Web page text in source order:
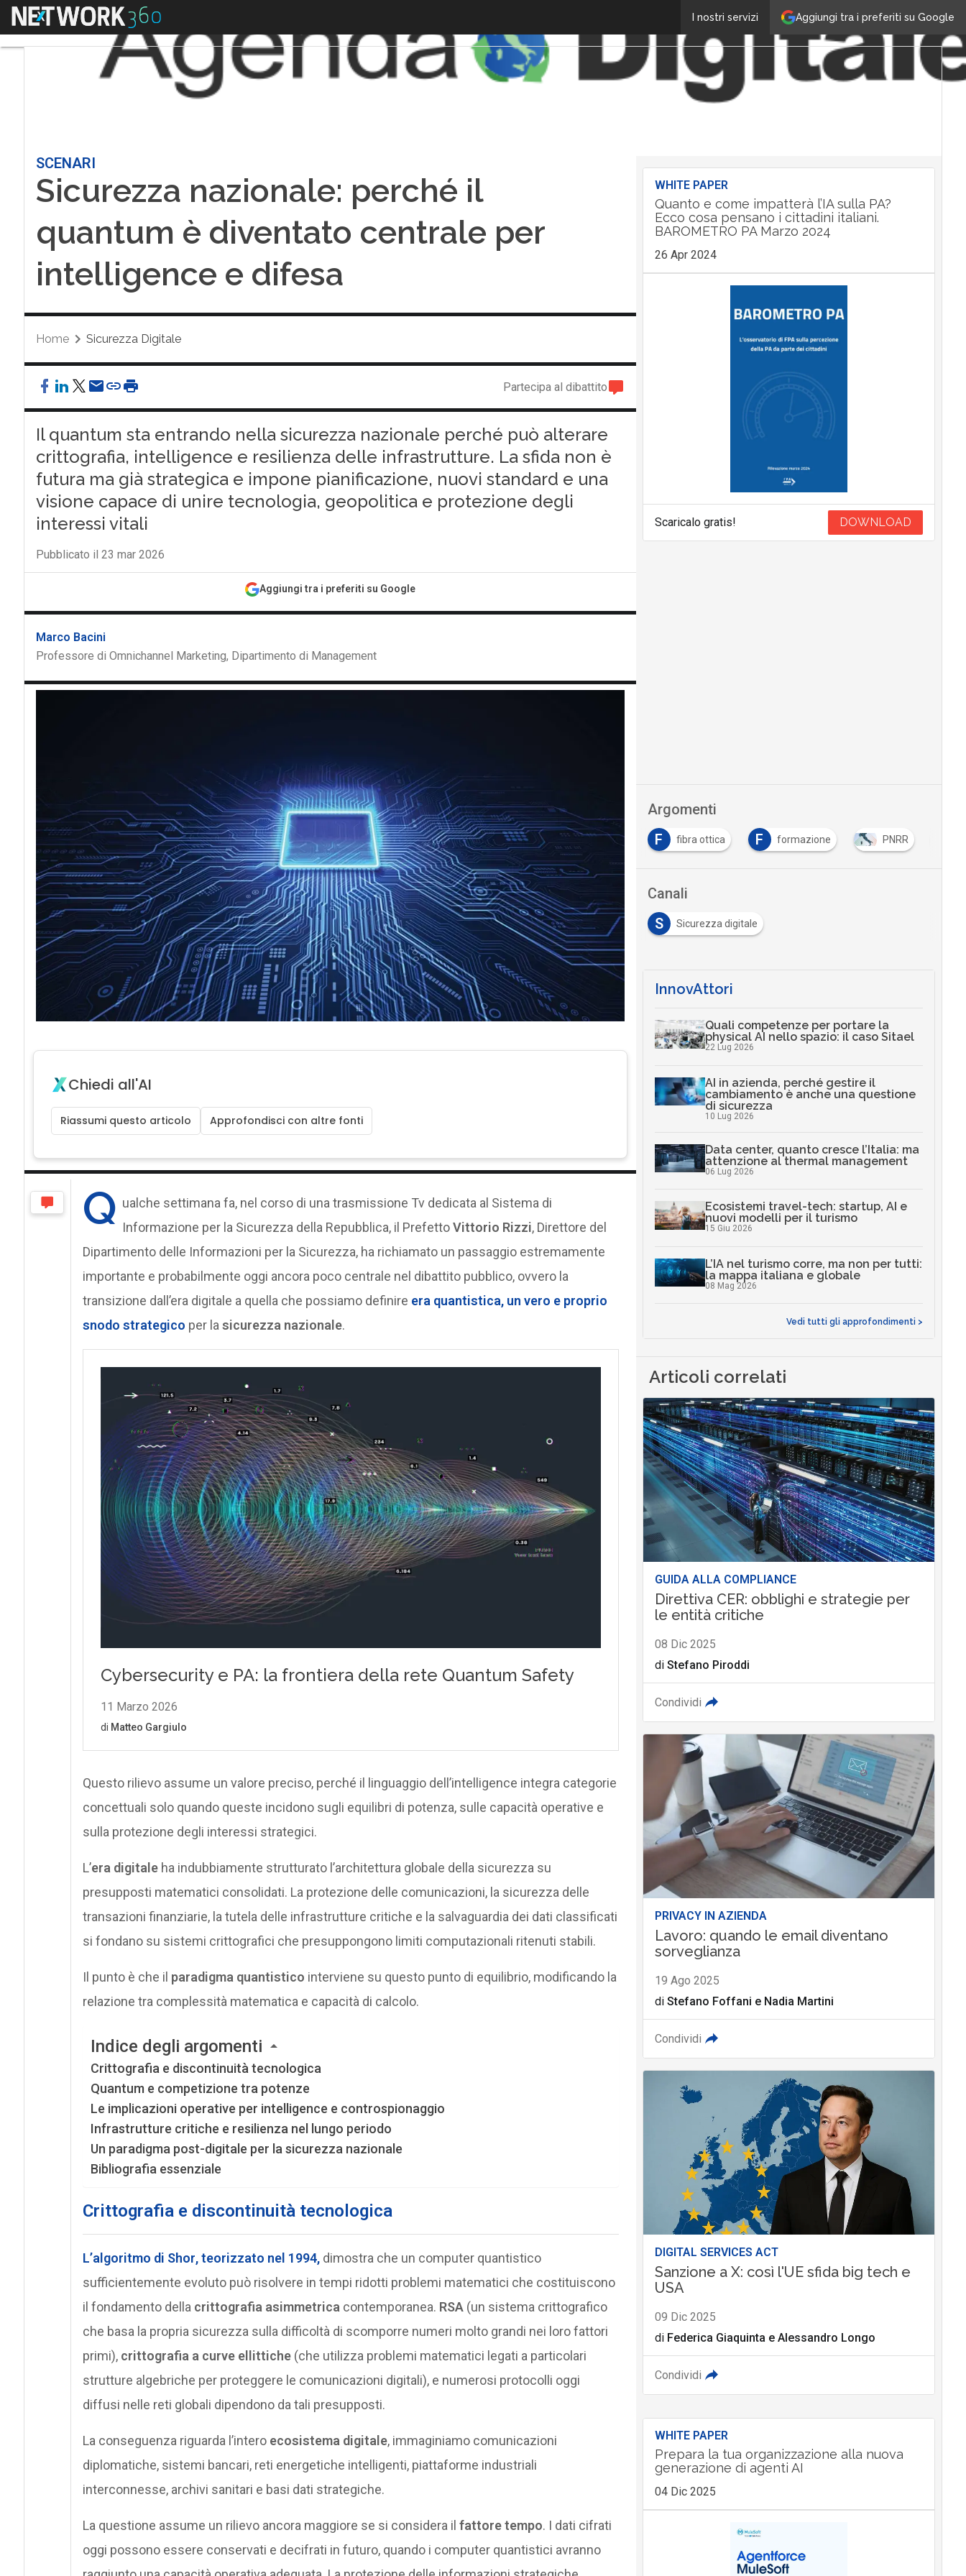
Aggiungi tra i preferiti su Google
I nostri servizi
Menu
SCENARI
Sicurezza nazionale: perché il
quantum è diventato centrale per
intelligence e difesa
Home Sicurezza Digitale
Partecipa al dibattito
Il quantum sta entrando nella sicurezza nazionale perché può alterare
crittografia, intelligence e resilienza delle infrastrutture. La sfida non è
futura ma già strategica e impone pianificazione, nuovi standard e una
visione capace di unire tecnologia, geopolitica e protezione degli
interessi vitali
Pubblicato il 23 mar 2026
Aggiungi tra i preferiti su Google
Marco Bacini
Professore di Omnichannel Marketing, Dipartimento di Management
Chiedi all'AI
Riassumi questo articolo Approfondisci con altre fonti
Q ualche settimana fa, nel corso di una trasmissione Tv dedicata al Sistema di
Informazione per la Sicurezza della Repubblica, il PrefettoVittorio Rizzi, Direttore del
Dipartimento delle Informazioni per la Sicurezza, ha richiamato un passaggio estremamente
importante e probabilmente oggi ancora poco centrale nel dibattito pubblico, ovvero la
transizione dall’era digitale a quella che possiamo definire era quantistica, un vero e proprio
snodo strategico per la sicurezza nazionale.
Questo rilievo assume un valore preciso, perché il linguaggio dell’intelligence integra categorie
concettuali solo quando queste incidono sugli equilibri di potenza, sulle capacità operative e
sulla protezione degli interessi strategici.
L’era digitaleha indubbiamente strutturato l’architettura globale della sicurezza su
presupposti matematici consolidati. La protezione delle comunicazioni, la sicurezza delle
transazioni finanziarie, la tutela delle infrastrutture critiche e la salvaguardia dei dati classificati
si fondano su sistemi crittografici che presuppongono limiti computazionali ritenuti stabili.
Il punto è che il paradigma quantistico interviene su questo punto di equilibrio, modificando la
relazione tra complessità matematica e capacità di calcolo.
Indice degli argomenti
Crittografia e discontinuità tecnologica
Quantum e competizione tra potenze
Le implicazioni operative per intelligence e controspionaggio
Infrastrutture critiche e resilienza nel lungo periodo
Un paradigma post-digitale per la sicurezza nazionale
Bibliografia essenziale
Crittografia e discontinuità tecnologica
L’algoritmo di Shor, teorizzato nel 1994,dimostra che un computer quantistico
sufficientemente evoluto può risolvere in tempi ridotti problemi matematici che costituiscono
il fondamento della crittografia asimmetrica contemporanea. RSA(un sistema crittografico
che basa la propria sicurezza sulla difficoltà di scomporre numeri molto grandi nei loro fattori
primi), crittografia a curve ellittiche(che utilizza problemi matematici legati a particolari
strutture algebriche per proteggere le comunicazioni digitali), e numerosi protocolli oggi
diffusi nelle reti globali dipendono da tali presupposti.
La conseguenza riguarda l’intero ecosistema digitale, immaginiamo comunicazioni
diplomatiche, sistemi bancari, reti energetiche intelligenti, piattaforme industriali
interconnesse, archivi sanitari e basi dati strategiche.
La questione assume un rilievo ancora maggiore se si considera il fattore tempo. I dati cifrati
oggi possono essere conservati e decifrati in futuro, quando i computer quantistici avranno
WHITE PAPER
Quanto e come impatterà l’IA sulla PA?
Ecco cosa pensano i cittadini italiani.
BAROMETRO PA Marzo 2024
26 Apr 2024
Scaricalo gratis! DOWNLOAD
Argomenti
C
crittografia F fibra ottica F formazione PNRR
Canali
S
Sicurezza digitale
InnovAttori
Quali competenze per portare la
physical AI nello spazio: il caso Sitael
22 Lug 2026
AI in azienda, perché gestire il
cambiamento è anche una questione
di sicurezza
10 Lug 2026
Data center, quanto cresce l’Italia: ma
attenzione al thermal management
06 Lug 2026
Ecosistemi travel-tech: startup, AI e
nuovi modelli per il turismo
15 Giu 2026
L’IA nel turismo corre, ma non per tutti:
la mappa italiana e globale
08 Mag 2026
Vedi tutti gli approfondimenti >
Articoli correlati
GUIDA ALLA COMPLIANCE
Direttiva CER: obblighi e strategie per
le entità critiche
08 Dic 2025
di Stefano Piroddi
Condividi
PRIVACY IN AZIENDA
Lavoro: quando le email diventano
sorveglianza
19 Ago 2025
di Stefano Foffani e Nadia Martini
Condividi
DIGITAL SERVICES ACT
Sanzione a X: così l'UE sfida big tech e
USA
09 Dic 2025
di Federica Giaquinta e Alessandro Longo
Condividi
WHITE PAPER
Prepara la tua organizzazione alla nuova
generazione di agenti AI
04 Dic 2025